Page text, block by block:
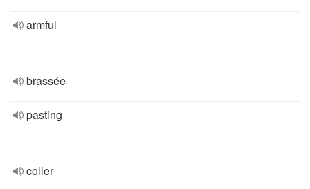
armful
brassée
pasting
coller